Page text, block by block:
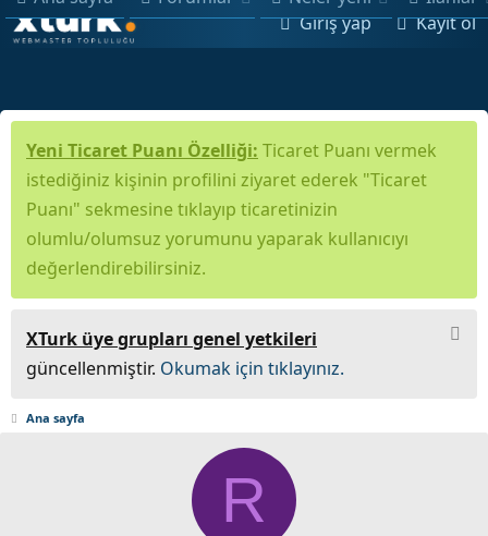
Giriş yap Kayıt ol
Yeni Ticaret Puanı Özelliği: Ticaret Puanı vermek
istediğiniz kişinin profilini ziyaret ederek "Ticaret
Puanı" sekmesine tıklayıp ticaretinizin
olumlu/olumsuz yorumunu yaparak kullanıcıyı
değerlendirebilirsiniz.
XTurk üye grupları genel yetkileri
güncellenmiştir. Okumak için tıklayınız.
Ana sayfa
R